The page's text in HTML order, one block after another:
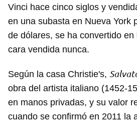
Vinci hace cinco siglos y
en una subasta en Nueva York
de dólares, se ha convertido
cara vendida nunca.
Según la casa Christie's,
obra del artista italiano (1452-
en manos privadas, y su valor
cuando se confirmó en 2011 la